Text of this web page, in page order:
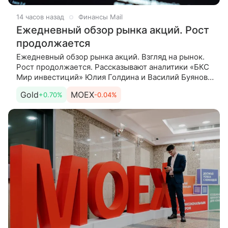
14 часов назад Финансы Mail
Ежедневный обзор рынка акций. Рост
продолжается
Ежедневный обзор рынка акций. Взгляд на рынок.
Рост продолжается. Рассказывают аналитики «БКС
Мир инвестиций» Юлия Голдина и Василий Буянов.
сдержанной ноте:
Gold+0.70% MOEX-0.04%